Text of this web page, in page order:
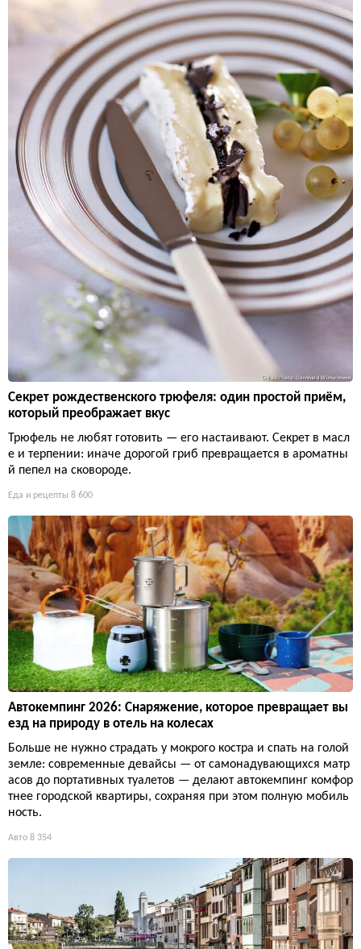
Секрет рождественского трюфеля: один простой приём,
который преображает вкус
Трюфель не любят готовить — его настаивают. Секрет в масл
е и терпении: иначе дорогой гриб превращается в ароматны
й пепел на сковороде.
Еда и рецепты 8 600
Автокемпинг 2026: Снаряжение, которое превращает вы
езд на природу в отель на колесах
Больше не нужно страдать у мокрого костра и спать на голой
земле: современные девайсы — от самонадувающихся матр
асов до портативных туалетов — делают автокемпинг комфор
тнее городской квартиры, сохраняя при этом полную мобиль
ность.
Авто 8 354